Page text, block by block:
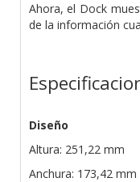
Ahora, el Dock
de la información
Diseño
Altura: 251,22 mm
Anchura: 173,42 mm